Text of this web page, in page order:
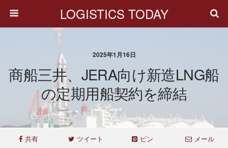
LOGISTICS TODAY
2025年1月16日
商船三井、JERA向け新造LNG船
の定期用船契約を締結
共有 ツイート ピン メール